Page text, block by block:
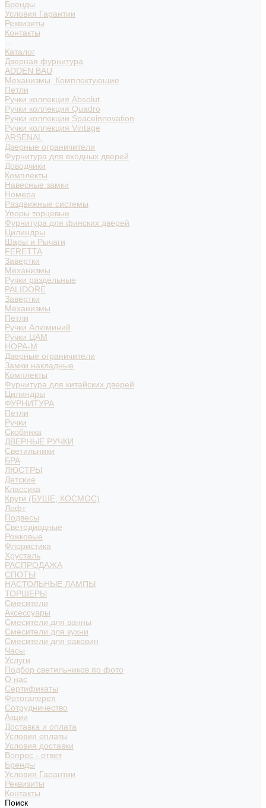
Бренды
Условия Гарантии
Реквизиты
Контакты
Каталог
Дверная фурнитура
ADDEN BAU
Механизмы, Комплектующие
Петли
Ручки коллекция Absolut
Ручки коллекция Quadro
Ручки коллекции Spaceinnovation
Ручки коллекция Vintage
ARSENAL
Дверные ограничители
Фурнитура для входных дверей
Доводчики
Комплекты
Навесные замки
Номера
Раздвижные системы
Упоры торцевые
Фурнитура для финских дверей
Цилиндры
Шары и Рычаги
FERETTA
Завертки
Механизмы
Ручки раздельные
PALIDORE
Завертки
Механизмы
Петли
Ручки Алюминий
Ручки ЦАМ
НОРА-М
Дверные ограничители
Замки накладные
Комплекты
Фурнитура для китайских дверей
Цилиндры
ФУРНИТУРА
Петли
Ручки
Скобянка
ДВЕРНЫЕ РУЧКИ
Светильники
БРА
ЛЮСТРЫ
Детские
Классика
Круги (БУШЕ, КОСМОС)
Лофт
Подвесы
Светодиодные
Рожковые
Флористика
Хрусталь
РАСПРОДАЖА
СПОТЫ
НАСТОЛЬНЫЕ ЛАМПЫ
ТОРШЕРЫ
Смесители
Аксессуары
Смесители для ванны
Смесители для кухни
Смесители для раковин
Часы
Услуги
Подбор светильников по фото
О нас
Сертификаты
Фотогалерея
Сотрудничество
Акции
Доставка и оплата
Условия оплаты
Условия доставки
Вопрос - ответ
Бренды
Условия Гарантии
Реквизиты
Контакты
Поиск